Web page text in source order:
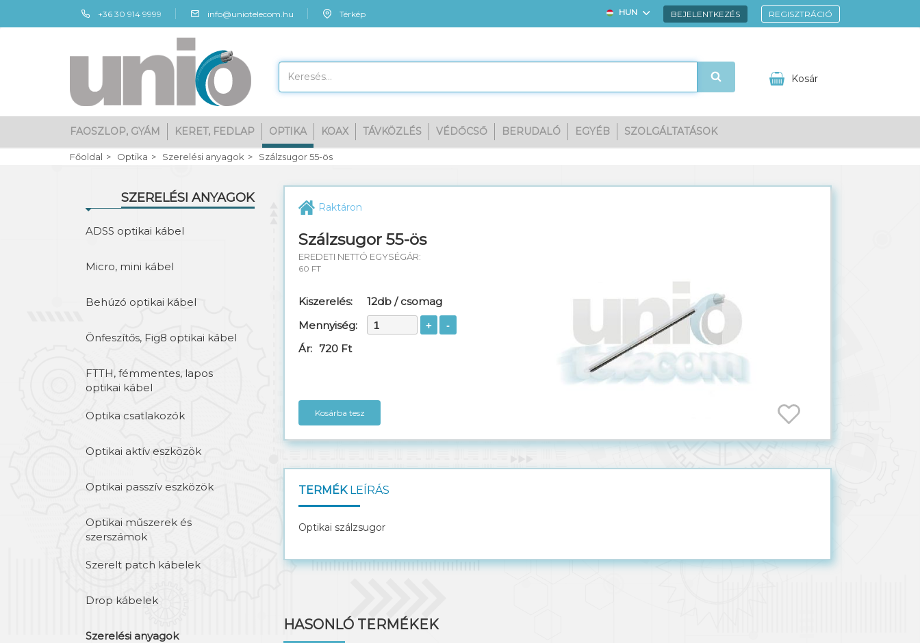
+36 30 914 9999 info@uniotelecom.hu Térkép HUN BEJELENTKEZÉS REGISZTRÁCIÓ
Kosár
Megnézem
FAOSZLOP, GYÁM KERET, FEDLAP OPTIKA KOAX TÁVKÖZLÉS VÉDŐCSŐ BERUDALÓ EGYÉB SZOLGÁLTATÁSOK
Főoldal Optika Szerelési anyagok Szálzsugor 55-ös
SZERELÉSI ANYAGOK
ADSS optikai kábel
Micro, mini kábel
Behúzó optikai kábel
Önfeszítős, Fig8 optikai kábel
FTTH, fémmentes, lapos
optikai kábel
Optika csatlakozók
Optikai aktív eszközök
Optikai passzív eszközök
Optikai műszerek és
szerszámok
Szerelt patch kábelek
Drop kábelek
Szerelési anyagok
Raktáron
Szálzsugor 55-ös
EREDETI NETTÓ EGYSÉGÁR:
60 FT
Kiszerelés:
12db / csomag
Mennyiség:
Ár: 720 Ft
Kosárba tesz
TERMÉKLEÍRÁS
Optikai szálzsugor
HASONLÓ TERMÉKEK